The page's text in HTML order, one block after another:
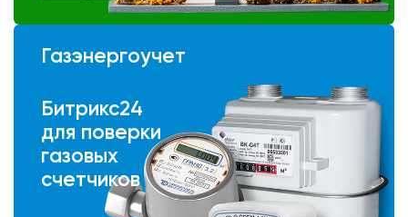
Газэнергоучет
Битрикс24
для поверки
газовых
счетчиков